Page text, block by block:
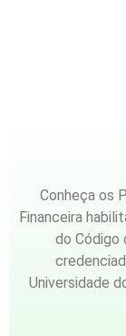
Conheça os
Financeira
do Código
Universidade